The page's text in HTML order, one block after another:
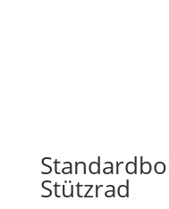
Stützrad